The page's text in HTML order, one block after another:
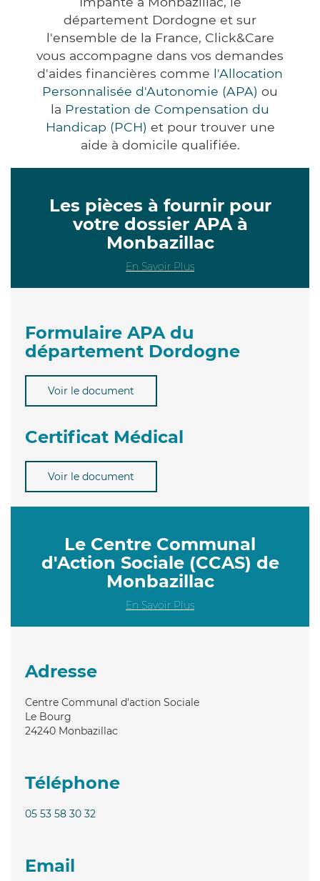
département Dordogne et sur
l'ensemble de la France, Click&Care
vous accompagne dans vos demandes
d'aides financières comme l'Allocation
Personnalisée d'Autonomie (APA) ou
la Prestation de Compensation du
Handicap (PCH) et pour trouver une
aide à domicile qualifiée.
Les pièces à fournir pour
votre dossier APA à
Monbazillac
En Savoir Plus
Formulaire APA du
département Dordogne
Voir le document
Certificat Médical
Voir le document
Le Centre Communal
d'Action Sociale (CCAS) de
Monbazillac
En Savoir Plus
Adresse
Centre Communal d'action Sociale
Le Bourg
24240 Monbazillac
Téléphone
05 53 58 30 32
Email